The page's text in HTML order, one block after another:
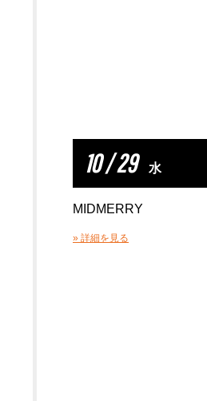
10 / 29 水
MIDMERRY
» 詳細を見る